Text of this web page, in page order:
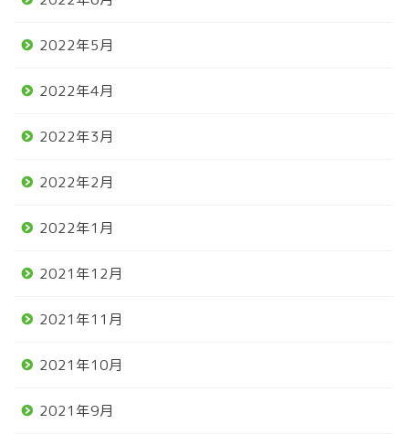
2022年5月
2022年4月
2022年3月
2022年2月
2022年1月
2021年12月
2021年11月
2021年10月
2021年9月